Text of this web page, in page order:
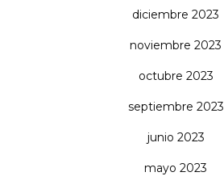
diciembre 2023
noviembre 2023
octubre 2023
septiembre 2023
junio 2023
mayo 2023